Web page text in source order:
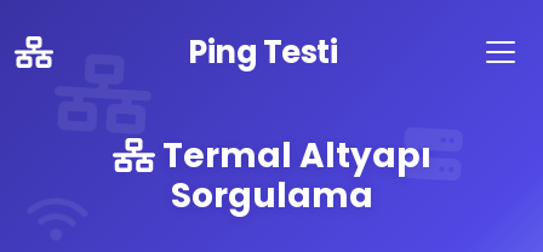
Ping Testi
Termal Altyapı
Sorgulama